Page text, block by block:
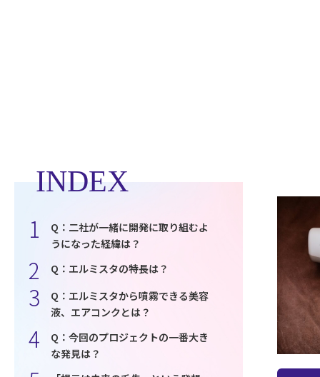
INDEX
Q：二社が一緒に開発に取り組むよ
うになった経緯は？
Q：エルミスタの特長は？
Q：エルミスタから噴霧できる美容
液、エアコンクとは？
Q：今回のプロジェクトの一番大き
な発見は？